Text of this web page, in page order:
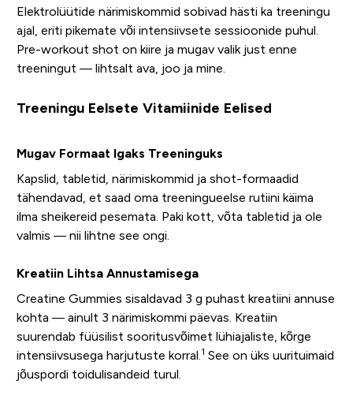
Elektrolüütide närimiskommid sobivad hästi ka treeningu
ajal, eriti pikemate või intensiivsete sessioonide puhul.
Pre-workout shot on kiire ja mugav valik just enne
treeningut — lihtsalt ava, joo ja mine.
Treeningu Eelsete Vitamiinide Eelised
Mugav Formaat Igaks Treeninguks
Kapslid, tabletid, närimiskommid ja shot-formaadid
tähendavad, et saad oma treeningueelse rutiini käima
ilma sheikereid pesemata. Paki kott, võta tabletid ja ole
valmis — nii lihtne see ongi.
Kreatiin Lihtsa Annustamisega
Creatine Gummies sisaldavad 3 g puhast kreatiini annuse
kohta — ainult 3 närimiskommi päevas. Kreatiin
suurendab füüsilist sooritusvõimet lühiajaliste, kõrge
intensiivsusega harjutuste korral. 1 See on üks uurituimaid
jõuspordi toidulisandeid turul.